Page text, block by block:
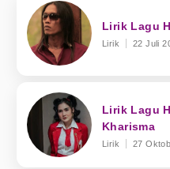
Lirik Lagu
Lirik 22 Juli
Lirik Lagu
Kharisma
Lirik 27